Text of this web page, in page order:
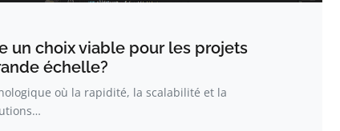
un choix viable pour les projets
échelle?
où la rapidité, la scalabilité et la